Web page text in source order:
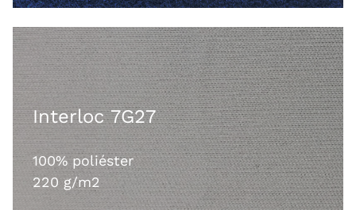
Interloc 7G27
100% poliéster
220 g/m2